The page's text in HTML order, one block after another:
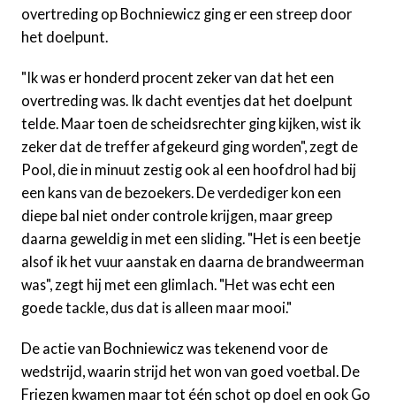
overtreding op Bochniewicz ging er een streep door
het doelpunt.
"Ik was er honderd procent zeker van dat het een
overtreding was. Ik dacht eventjes dat het doelpunt
telde. Maar toen de scheidsrechter ging kijken, wist ik
zeker dat de treffer afgekeurd ging worden", zegt de
Pool, die in minuut zestig ook al een hoofdrol had bij
een kans van de bezoekers. De verdediger kon een
diepe bal niet onder controle krijgen, maar greep
daarna geweldig in met een sliding. "Het is een beetje
alsof ik het vuur aanstak en daarna de brandweerman
was", zegt hij met een glimlach. "Het was echt een
goede tackle, dus dat is alleen maar mooi."
De actie van Bochniewicz was tekenend voor de
wedstrijd, waarin strijd het won van goed voetbal. De
Friezen kwamen maar tot één schot op doel en ook Go